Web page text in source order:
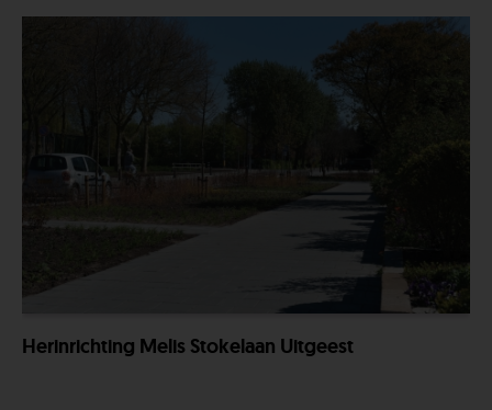
Herinrichting Melis Stokelaan Uitgeest